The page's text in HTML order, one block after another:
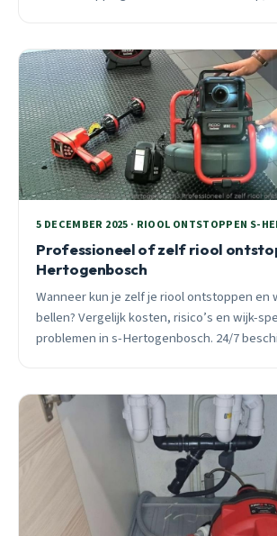
5 DECEMBER 2025 · RIOOL ONTSTOPPEN S-
Professioneel of zelf riool
Hertogenbosch
Wanneer kun je zelf je riool ontstoppen en
bellen? Vergelijk kosten, risico’s en wijk-
problemen in s-Hertogenbosch. 24/7